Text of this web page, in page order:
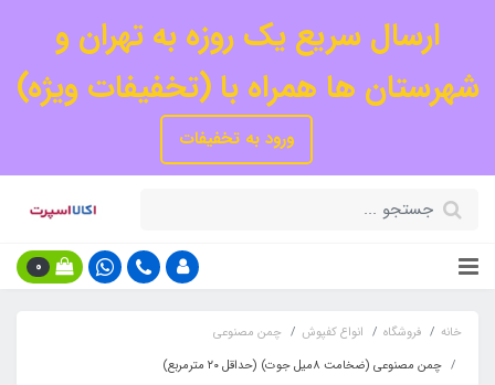
ارسال سریع یک روزه به تهران و
شهرستان ها همراه با (تخفیفات ویژه)
ورود به تخفیفات
0
خانه فروشگاه انواع کفپوش
چمن مصنوعی
چمن مصنوعی (ضخامت 8میل جوت) (حداقل ۲۰ مترمربع)